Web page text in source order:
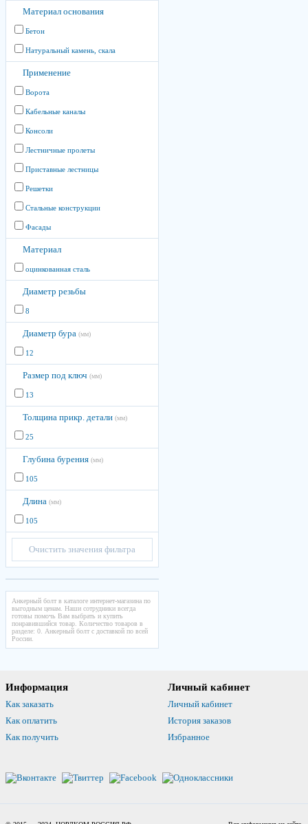
Материал основания
Бетон
Натуральный камень, скала
Применение
Ворота
Кабельные каналы
Консоли
Лестничные пролеты
Приставные лестницы
Решетки
Стальные конструкции
Фасады
Материал
оцинкованная сталь
Диаметр резьбы
8
Диаметр бура (мм)
12
Размер под ключ (мм)
13
Толщина прикр. детали (мм)
25
Глубина бурения (мм)
105
Длина (мм)
105
Очистить значения фильтра
Анкерный болт в каталоге интернет-магазина по
выгодным ценам. Наши сотрудники всегда
готовы помочь Вам выбрать и купить
понравившийся товар. Количество товаров в
разделе: 0. Анкерный болт с доставкой по всей
России.
Информация
Как заказать
Как оплатить
Как получить
Личный кабинет
Личный кабинет
История заказов
Избранное